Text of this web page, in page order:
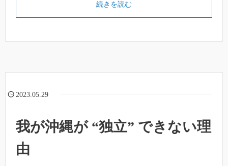
続きを読む
2023.05.29
我が沖縄が “独立” できない理
由